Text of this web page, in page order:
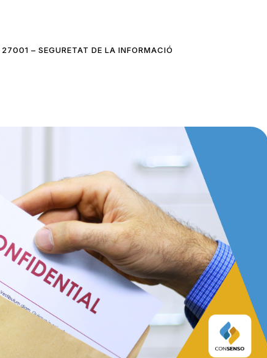
27001 – SEGURETAT DE LA INFORMACIÓ